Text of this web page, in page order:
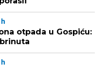
h
otpada u Gospiću:
h